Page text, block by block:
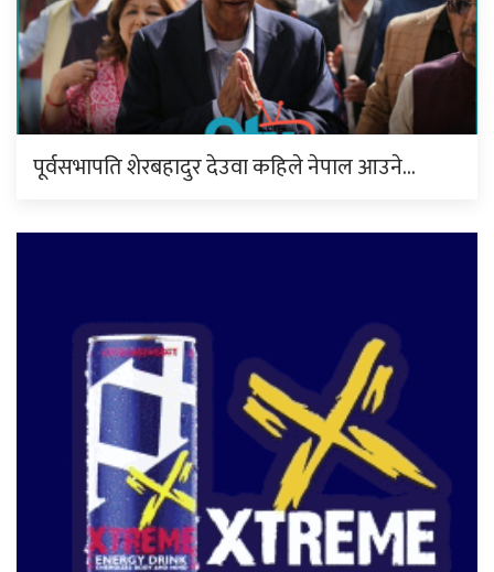
पूर्वसभापति शेरबहादुर देउवा कहिले नेपाल आउने…